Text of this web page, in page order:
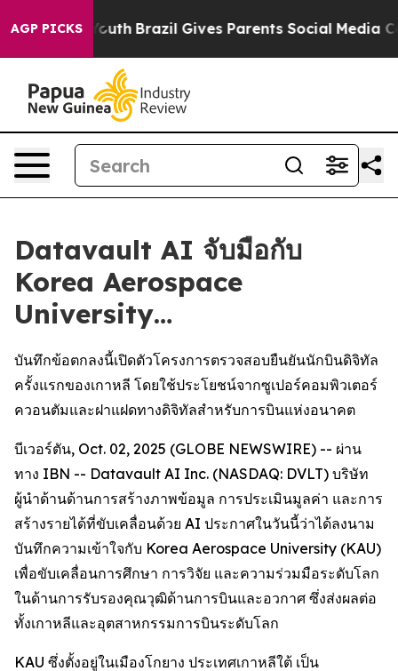
AGP PICKS
to Youth Brazil Gives Parents Social Media Controls
Datavault AI จับมือกับ
Korea Aerospace
University…
บันทึกข้อตกลงนี้เปิดตัวโครงการตรวจสอบยืนยันนักบินดิจิทัล
ครั้งแรกของเกาหลี โดยใช้ประโยชน์จากซูเปอร์คอมพิวเตอร์
ควอนตัมและฝาแฝดทางดิจิทัลสำหรับการบินแห่งอนาคต
บีเวอร์ตัน, Oct. 02, 2025 (GLOBE NEWSWIRE) -- ผ่าน
ทาง IBN -- Datavault AI Inc. (NASDAQ: DVLT) บริษัท
ผู้นำด้านด้านการสร้างภาพข้อมูล การประเมินมูลค่า และการ
สร้างรายได้ที่ขับเคลื่อนด้วย AI ประกาศในวันนี้ว่าได้ลงนาม
บันทึกความเข้าใจกับ Korea Aerospace University (KAU)
เพื่อขับเคลื่อนการศึกษา การวิจัย และความร่วมมือระดับโลก
ในด้านการรับรองคุณวุฒิด้านการบินและอวกาศ ซึ่งส่งผลต่อ
ทั้งเกาหลีและอุตสาหกรรมการบินระดับโลก
KAU ซึ่งตั้งอยู่ในเมืองโกยาง ประเทศเกาหลีใต้ เป็น